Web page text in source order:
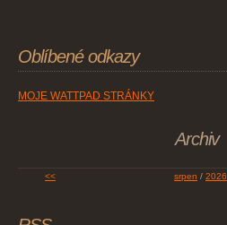
Oblíbené odkazy
MOJE WATTPAD STRÁNKY
Archiv
<< srpen / 2026